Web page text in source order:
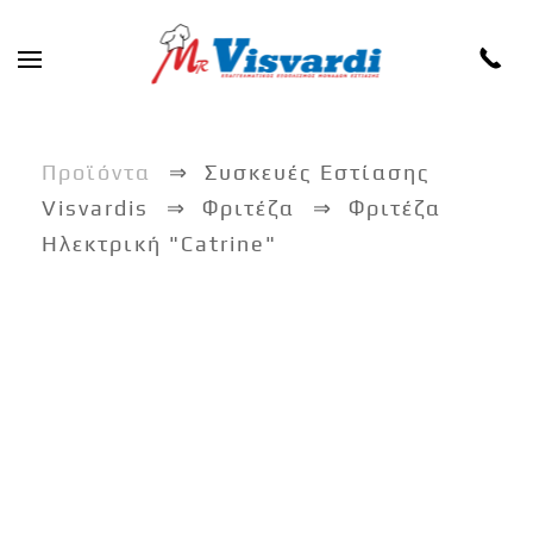
Skip to main content
Προϊόντα
Συσκευές Εστίασης
Visvardis
Φριτέζα
Φριτέζα
Ηλεκτρική "Catrine"